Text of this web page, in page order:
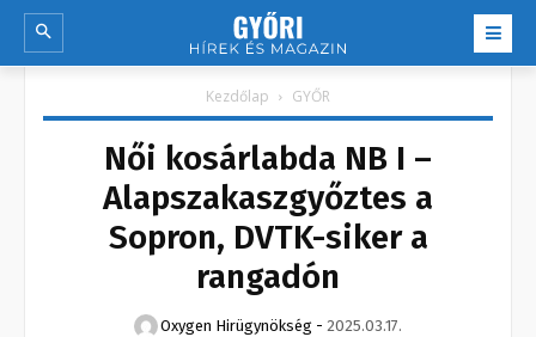
Kezdőlap GYŐR
Női kosárlabda NB I –
Alapszakaszgyőztes a
Sopron, DVTK-siker a
rangadón
Oxygen Hirügynökség - 2025.03.17.